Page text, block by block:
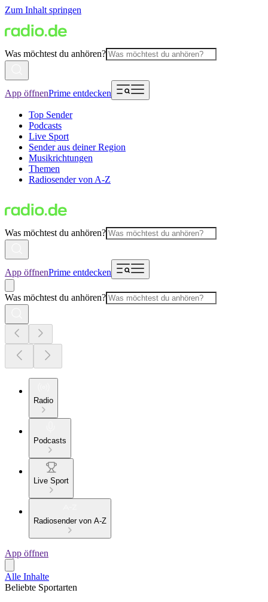
Zum Inhalt springen
Was möchtest du anhören?
App öffnenPrime entdecken
Top Sender
Podcasts
Live Sport
Sender aus deiner Region
Musikrichtungen
Themen
Radiosender von A-Z
Was möchtest du anhören?
App öffnenPrime entdecken
Was möchtest du anhören?
Radio
Podcasts
Live Sport
Radiosender von A-Z
App öffnen
Alle Inhalte
Beliebte Sportarten